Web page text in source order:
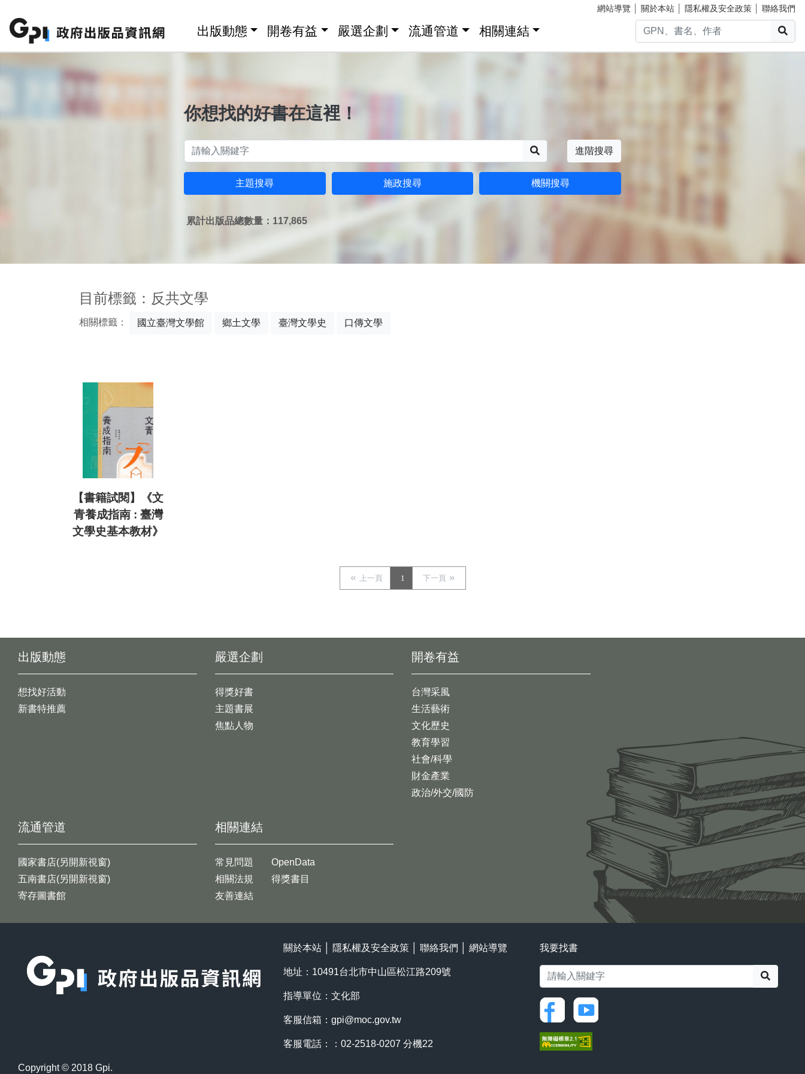
網站導覽 關於本站 隱私權及安全政策 聯絡我們
出版動態 開卷有益 嚴選企劃 流通管道 相關連結
你想找的好書在這裡！
進階搜尋
主題搜尋 施政搜尋 機關搜尋
累計出版品總數量：117,865
目前標籤：反共文學
相關標籤： 國立臺灣文學館 鄉土文學 臺灣文學史 口傳文學
【書籍試閱】《文
青養成指南 : 臺灣
文學史基本教材》
上一頁 1 下一頁
出版動態
想找好活動
新書特推薦
開卷有益
台灣采風
生活藝術
文化歷史
教育學習
社會/科學
財金產業
政治/外交/國防
嚴選企劃
得獎好書
主題書展
焦點人物
流通管道
國家書店(另開新視窗)
五南書店(另開新視窗)
寄存圖書館
相關連結
常見問題
相關法規
友善連結
OpenData
得獎書目
關於本站 隱私權及安全政策 聯絡我們 網站導覽
地址：10491台北市中山區松江路209號
指導單位：文化部
客服信箱： gpi@moc.gov.tw
客服電話：：02-2518-0207 分機22
我要找書
Copyright © 2018 Gpi.